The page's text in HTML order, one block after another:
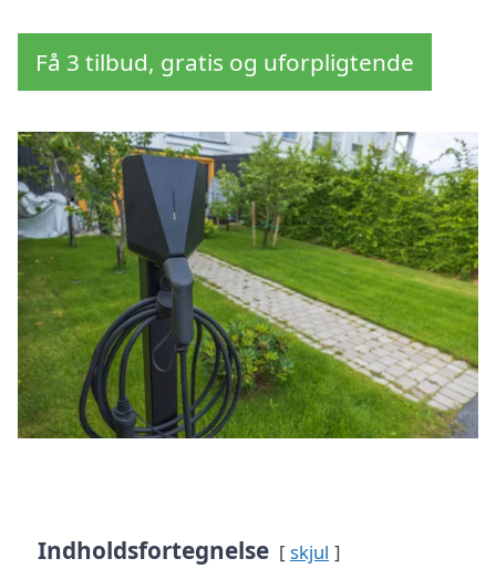
Få 3 tilbud, gratis og uforpligtende
Indholdsfortegnelse skjul